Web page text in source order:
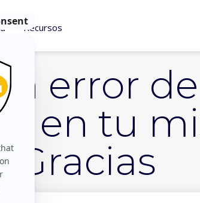
Recursos
error de
en tu
Gracias